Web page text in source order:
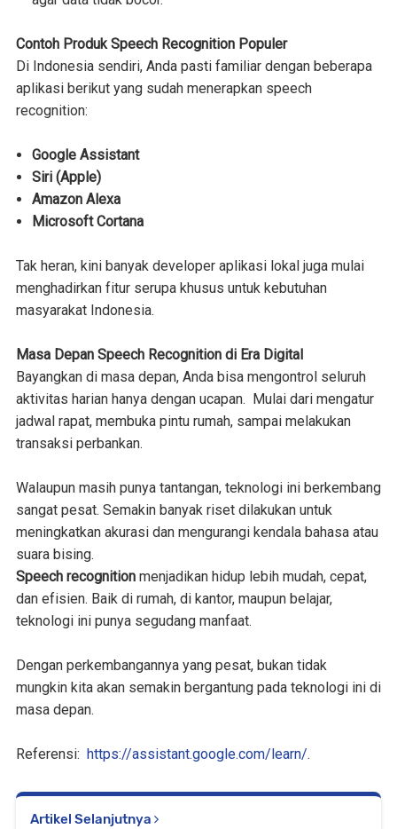
Contoh Produk Speech Recognition Populer
Di Indonesia sendiri, Anda pasti familiar dengan beberapa
aplikasi berikut yang sudah menerapkan speech
recognition:
Google Assistant
Siri (Apple)
Amazon Alexa
Microsoft Cortana
Tak heran, kini banyak developer aplikasi lokal juga mulai
menghadirkan fitur serupa khusus untuk kebutuhan
masyarakat Indonesia.
Masa Depan Speech Recognition di Era Digital
Bayangkan di masa depan, Anda bisa mengontrol seluruh
aktivitas harian hanya dengan ucapan. Mulai dari mengatur
jadwal rapat, membuka pintu rumah, sampai melakukan
transaksi perbankan.
Walaupun masih punya tantangan, teknologi ini berkembang
sangat pesat. Semakin banyak riset dilakukan untuk
meningkatkan akurasi dan mengurangi kendala bahasa atau
suara bising.
Speech recognition menjadikan hidup lebih mudah, cepat,
dan efisien. Baik di rumah, di kantor, maupun belajar,
teknologi ini punya segudang manfaat.
Dengan perkembangannya yang pesat, bukan tidak
mungkin kita akan semakin bergantung pada teknologi ini di
masa depan.
Referensi: https://assistant.google.com/learn/.
Artikel Selanjutnya